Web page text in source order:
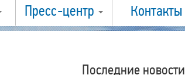
Пресс-центр Контакты
Последние новости